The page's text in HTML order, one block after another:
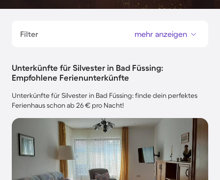
Filter mehr anzeigen
Unterkünfte für Silvester in Bad Füssing:
Empfohlene Ferienunterkünfte
Unterkünfte für Silvester in Bad Füssing: finde dein perfektes
Ferienhaus schon ab 26 € pro Nacht!